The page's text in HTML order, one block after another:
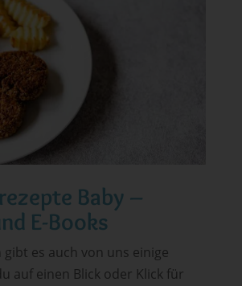
Baby –
E-Books
es auch von uns einige
auf einen Blick oder Klick für